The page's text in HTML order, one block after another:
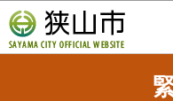
の
ペ